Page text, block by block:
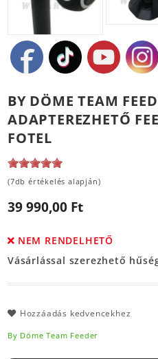
BY DÖME TEAM
ADAPTEREZHETŐ
FOTEL
(7db értékelés alapján)
39 990,00 Ft
NEM RENDELHETŐ
Vásárlással szerezhető
Hozzáadás kedvencekhez
By Döme Team Feeder